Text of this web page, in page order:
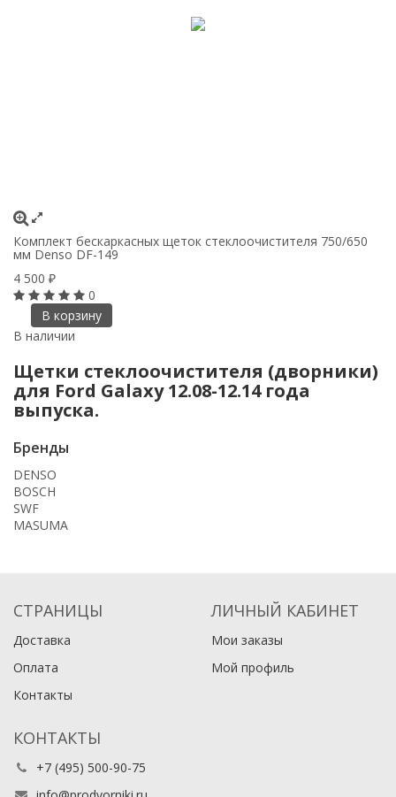
Комплект бескаркасных щеток стеклоочистителя 750/650
мм Denso DF-149
4 500 ₽
0
В корзину
В наличии
Щетки стеклоочистителя (дворники)
для Ford Galaxy 12.08-12.14 года
выпуска.
Бренды
DENSO
BOSCH
SWF
MASUMA
СТРАНИЦЫ
Доставка
Оплата
Контакты
ЛИЧНЫЙ КАБИНЕТ
Мои заказы
Мой профиль
КОНТАКТЫ
+7 (495) 500-90-75